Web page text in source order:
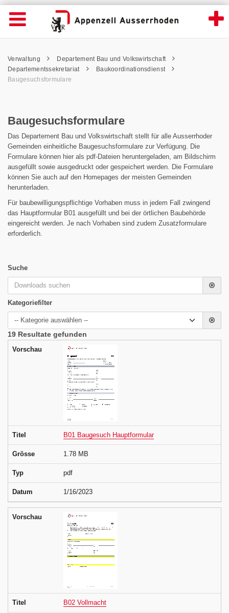
Baugesuchsformulare - Appenzell
Wichtige
Seiten
Home
Inhalt
Kontakt
Sitemap
Navigation öffnen
Inhalt
Pfadnavigation
Verwaltung
Departement Bau und Volkswirtschaft
Departementssekretariat
Baukoordinationsdienst
Baugesuchsformulare
Baugesuchsformulare
Das Departement Bau und Volkswirtschaft stellt für alle Ausserrhoder
Gemeinden einheitliche Baugesuchsformulare zur Verfügung. Die
Formulare können hier als pdf-Dateien heruntergeladen, am Bildschirm
ausgefüllt sowie ausgedruckt oder gespeichert werden. Die Formulare
können Sie auch auf den Homepages der meisten Gemeinden
herunterladen.
Für baubewilligungspflichtige Vorhaben muss in jedem Fall zwingend
das Hauptformular B01 ausgefüllt und bei der örtlichen Baubehörde
eingereicht werden. Je nach Vorhaben sind zudem Zusatzformulare
erforderlich.
Suche
Kategoriefilter
19 Resultate gefunden
Vorschau
Titel B01 Baugesuch Hauptformular
Grösse 1.78 MB
Typ pdf
Datum 1/16/2023
Vorschau
Titel B02 Vollmacht